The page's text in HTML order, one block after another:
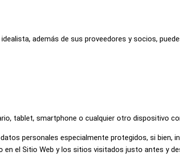
además de sus proveedores y socios,
tablet, smartphone o cualquier otro dispositivo
personales especialmente protegidos, si bien,
el Sitio Web y los sitios visitados justo antes y